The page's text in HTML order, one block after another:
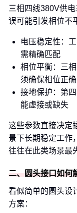
三相四线380V供
误可能引发相位不
电压稳定性：
需精确匹配
相位平衡：三
须确保相位正确
接地保护：第
能虚接或缺失
这些参数直接决定
景下长期稳定工作
往往在此类场景最
二、圆头接口如何
看似简单的圆头设
方案：